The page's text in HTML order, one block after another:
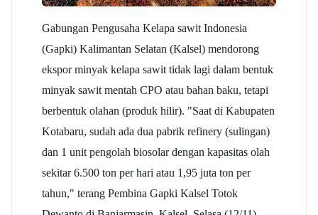
Gabungan Pengusaha Kelapa sawit Indonesia
(Gapki) Kalimantan Selatan (Kalsel) mendorong
ekspor minyak kelapa sawit tidak lagi dalam bentuk
minyak sawit mentah CPO atau bahan baku, tetapi
berbentuk olahan (produk hilir). "Saat di Kabupaten
Kotabaru, sudah ada dua pabrik refinery (sulingan)
dan 1 unit pengolah biosolar dengan kapasitas olah
sekitar 6.500 ton per hari atau 1,95 juta ton per
tahun," terang Pembina Gapki Kalsel Totok